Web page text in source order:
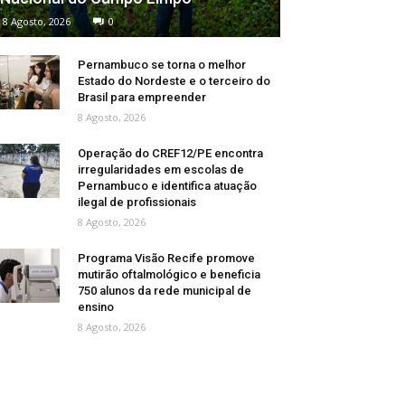
8 Agosto, 2026 0
Pernambuco se torna o melhor
Estado do Nordeste e o terceiro do
Brasil para empreender
8 Agosto, 2026
Operação do CREF12/PE encontra
irregularidades em escolas de
Pernambuco e identifica atuação
ilegal de profissionais
8 Agosto, 2026
Programa Visão Recife promove
mutirão oftalmológico e beneficia
750 alunos da rede municipal de
ensino
8 Agosto, 2026